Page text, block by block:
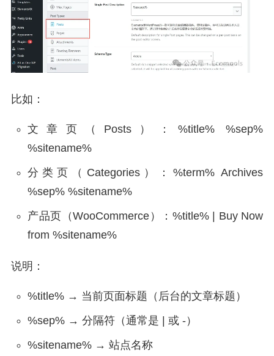
比如：
文章页（Posts）：%title% %sep%
%sitename%
分类页（Categories）：%term% Archives
%sep% %sitename%
产品页（WooCommerce）：%title% | Buy Now
from %sitename%
说明：
%title% → 当前页面标题（后台的文章标题）
%sep% → 分隔符（通常是 | 或 -）
%sitename% → 站点名称